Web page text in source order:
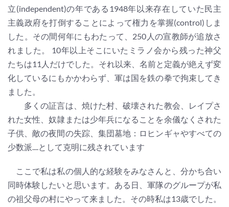
立(independent)の年である1948年以来存在していた民主
主義政府を打倒することによって権力を掌握(control)しま
した。その間何年にもわたって、250人の宣教師が追放さ
れました。 10年以上そこにいたミラノ会から残った神父
たちは11人だけでした。それ以来、名前と定義が絶えず変
化しているにもかかわらず、軍は国を鉄の拳で拘束してき
ました。
多くの証言は、焼けた村、破壊された教会、レイプさ
れた女性、奴隷または少年兵になることを余儀なくされた
子供、敵の夜間の失踪、集団墓地：ロヒンギャやすべての
少数派....として克明に残されています
ここで私は私の個人的な経験をみなさんと、分かち合い
同時体験したいと思います。ある日、軍隊のグループが私
の祖父母の村にやって来ました。その時私は13歳でした。